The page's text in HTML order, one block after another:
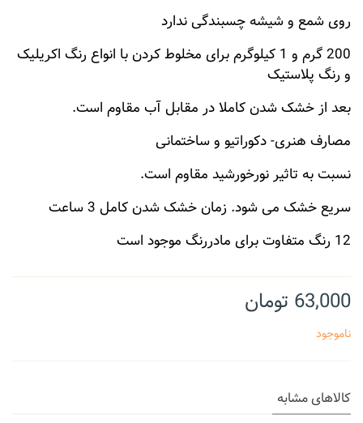
روی شمع و شیشه چسبندگی ندارد
200 گرم و 1 کیلوگرم برای مخلوط کردن با انواع رنگ اکریلیک
و رنگ پلاستیک
بعد از خشک شدن کاملا در مقابل آب مقاوم است.
مصارف هنری- دکوراتیو و ساختمانی
نسبت به تاثیر نورخورشید مقاوم است.
سریع خشک می شود. زمان خشک شدن کامل 3 ساعت
12 رنگ متفاوت برای مادررنگ موجود است
63,000 تومان
ناموجود
کالاهای مشابه